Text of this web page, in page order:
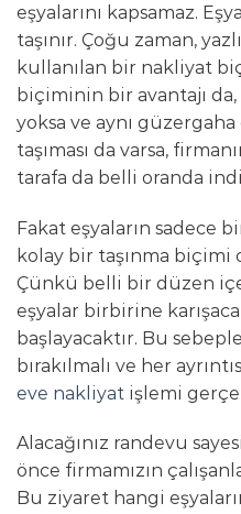
eşyalarını kapsamaz.
taşınır. Çoğu zaman,
kullanılan bir nakliyat
biçiminin bir avantajı
yoksa ve aynı
taşıması da varsa,
tarafa da belli oranda
Fakat eşyaların sadece
kolay bir taşınma
Çünkü belli bir düzen
eşyalar birbirine
başlayacaktır. Bu
bırakılmalı ve her
eve nakliyat işlemi
Alacağınız randevu
önce firmamızın
Bu ziyaret hangi